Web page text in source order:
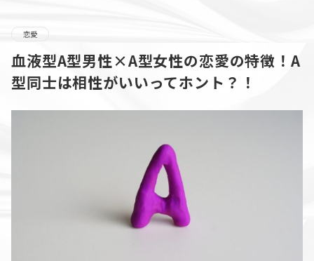
恋愛
血液型A型男性×A型女性の恋愛の特徴！A
型同士は相性がいいってホント？！